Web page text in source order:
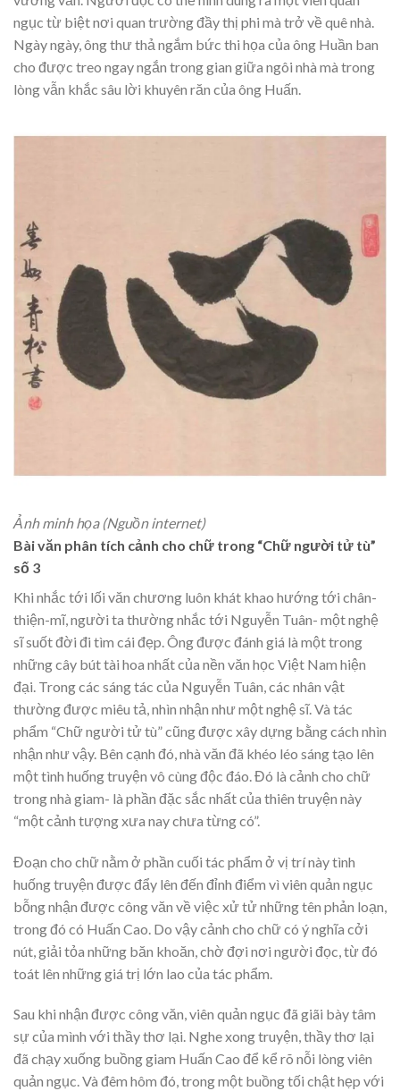
ngục từ biệt nơi quan trường đầy thị phi mà trở về quê nhà.
Ngày ngày, ông thư thả ngắm bức thi họa của ông Huần ban
cho được treo ngay ngắn trong gian giữa ngôi nhà mà trong
lòng vẫn khắc sâu lời khuyên răn của ông Huấn.
Ảnh minh họa (Nguồn internet)
Bài văn phân tích cảnh cho chữ trong “Chữ người tử tù”
số 3
Khi nhắc tới lối văn chương luôn khát khao hướng tới chân-
thiện-mĩ, người ta thường nhắc tới Nguyễn Tuân- một nghệ
sĩ suốt đời đi tìm cái đẹp. Ông được đánh giá là một trong
những cây bút tài hoa nhất của nền văn học Việt Nam hiện
đại. Trong các sáng tác của Nguyễn Tuân, các nhân vật
thường được miêu tả, nhìn nhận như một nghệ sĩ. Và tác
phẩm “Chữ người tử tù” cũng được xây dựng bằng cách nhìn
nhận như vậy. Bên cạnh đó, nhà văn đã khéo léo sáng tạo lên
một tình huống truyện vô cùng độc đáo. Đó là cảnh cho chữ
trong nhà giam- là phần đặc sắc nhất của thiên truyện này
“một cảnh tượng xưa nay chưa từng có”.
Đoạn cho chữ nằm ở phần cuối tác phẩm ở vị trí này tình
huống truyện được đẩy lên đến đỉnh điểm vì viên quản ngục
bỗng nhận được công văn về việc xử tử những tên phản loạn,
trong đó có Huấn Cao. Do vậy cảnh cho chữ có ý nghĩa cởi
nút, giải tỏa những băn khoăn, chờ đợi nơi người đọc, từ đó
toát lên những giá trị lớn lao của tác phẩm.
Sau khi nhận được công văn, viên quản ngục đã giãi bày tâm
sự của mình với thầy thơ lại. Nghe xong truyện, thầy thơ lại
đã chạy xuống buồng giam Huấn Cao để kể rõ nỗi lòng viên
quản ngục. Và đêm hôm đó, trong một buồng tối chật hẹp với